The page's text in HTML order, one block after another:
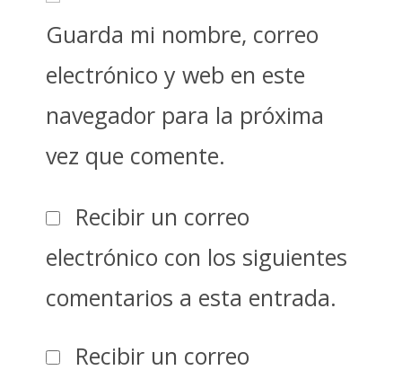
Guarda mi nombre, correo
electrónico y web en este
navegador para la próxima
vez que comente.
Recibir un correo
electrónico con los siguientes
comentarios a esta entrada.
Recibir un correo